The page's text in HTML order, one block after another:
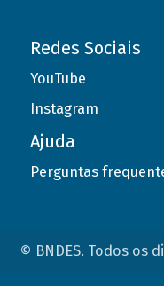
Redes Sociais
YouTube
Instagram
Ajuda
Perguntas
© BNDES. Todos os